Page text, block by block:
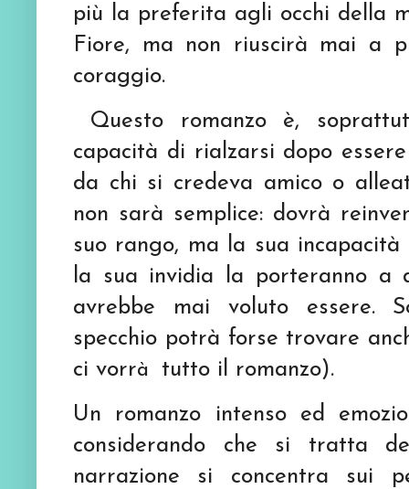
più la preferita agli occhi della
Fiore, ma non riuscirà mai a
coraggio.
Questo romanzo è,
capacità di rialzarsi dopo
da chi si credeva amico o
non sarà semplice: dovrà
suo rango, ma la sua
la sua invidia la porteranno a
avrebbe mai voluto essere.
specchio potrà forse trovare
ci vorrà
tutto il romanzo).
Un romanzo intenso ed
considerando che si tratta
narrazione si concentra sui